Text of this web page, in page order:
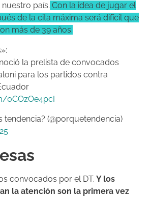
país. Con la idea de jugar el
de la cita máxima será difícil que
más de 39 años.
la prelista de convocados
para los partidos contra
0COzOe4pcI
tendencia? (@porquetendencia)
convocados por el DT. Y los
la atención son la primera vez